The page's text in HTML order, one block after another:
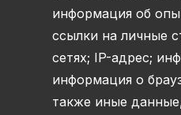
информация об
ссылки на личные
сетях; IP-адрес;
информация о
также иные